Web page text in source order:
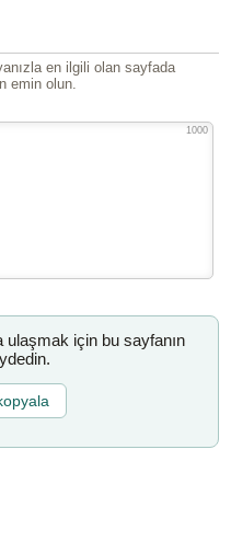
en ilgili olan sayfada
emin olun.
1000
için bu sayfanın